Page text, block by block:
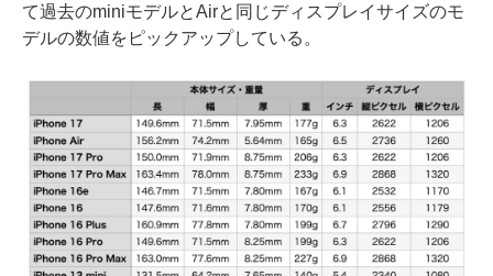
て過去のminiモデルとAirと同じディスプレイサイズのモ
デルの数値をピックアップしている。